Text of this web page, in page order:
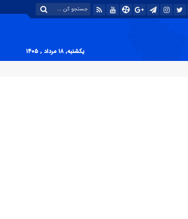
یکشنبه, ۱۸ مرداد , ۱۴۰۵